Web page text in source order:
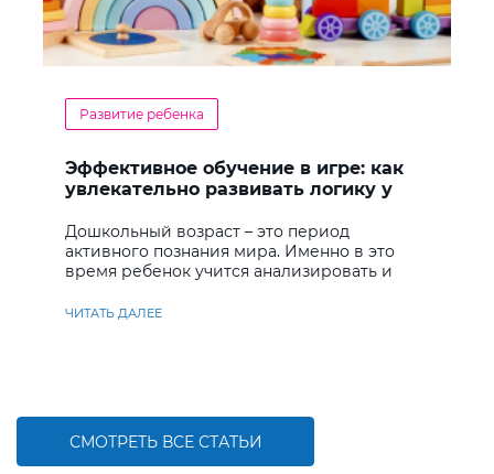
Развитие ребенка
Эффективное обучение в игре: как
увлекательно развивать логику у
Дошкольный возраст – это период
активного познания мира. Именно в это
время ребенок учится анализировать и
ЧИТАТЬ ДАЛЕЕ
СМОТРЕТЬ ВСЕ СТАТЬИ